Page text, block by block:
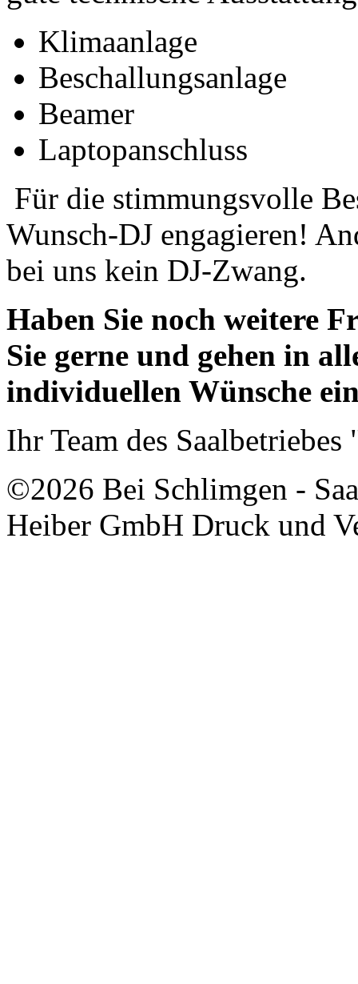
Klimaanlage
Beschallungsanlage
Beamer
Laptopanschluss
Für die stimmungsvolle
Wunsch-DJ engagieren!
bei uns kein DJ-Zwang.
Haben Sie noch weitere
Sie gerne und gehen in
individuellen Wünsche
Ihr Team des
©2026 Bei Schlimgen -
Heiber GmbH Druck und